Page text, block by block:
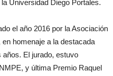
Universidad Diego Portales.
el año 2016 por la Asociación
homenaje a la destacada
años. El jurado, estuvo
y última Premio Raquel